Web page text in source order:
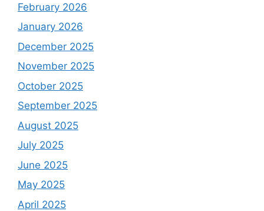
February 2026
January 2026
December 2025
November 2025
October 2025
September 2025
August 2025
July 2025
June 2025
May 2025
April 2025